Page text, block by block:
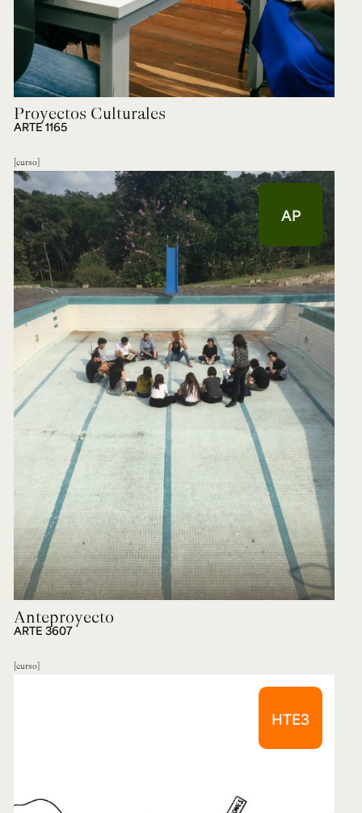
Proyectos Culturales
ARTE 1165
curso
AP
Anteproyecto
ARTE 3607
curso
HTE3